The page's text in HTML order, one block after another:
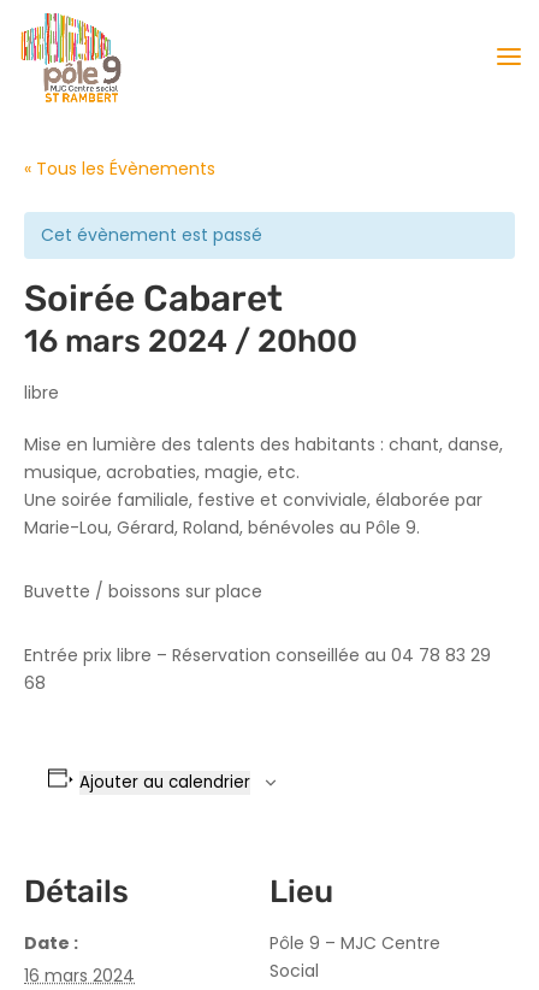
« Tous les Évènements
Cet évènement est passé
Soirée Cabaret
16 mars 2024 / 20h00
libre
Mise en lumière des talents des habitants : chant, danse,
musique, acrobaties, magie, etc.
Une soirée familiale, festive et conviviale, élaborée par
Marie-Lou, Gérard, Roland, bénévoles au Pôle 9.
Buvette / boissons sur place
Entrée prix libre – Réservation conseillée au 04 78 83 29
68
Ajouter au calendrier
Détails
Date :
16 mars 2024
Lieu
Pôle 9 – MJC Centre
Social